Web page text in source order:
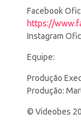
Facebook
https://
Instagram
Equipe:
Produção
Produção:
© Videobes